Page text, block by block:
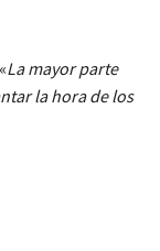
La mayor parte
la hora de los